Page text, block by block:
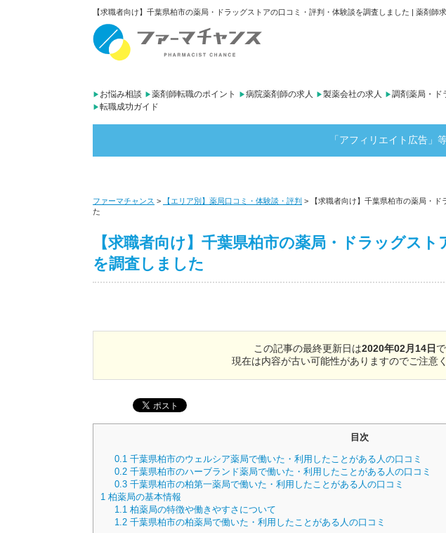
【求職者向け】千葉県柏市の薬局・ドラッグストアの口コミ・評判・体験談を調査しました | 薬剤
お悩み相談 薬剤師転職のポイント 病院薬剤師の求人 製薬会社の求人 調剤薬局・ド
転職成功ガイド
「アフィリエイト広告」
ファーマチャンス > 【エリア別】薬局口コミ・体験談・評判 >
【求職者向け】千葉県柏市の薬局・
た
【求職者向け】千葉県柏市の薬局・ドラッグス
を調査しました
この記事の最終更新日は2020年02月14日
現在は内容が古い可能性がありますのでご注意く
目次
0.1千葉県柏市のウェルシア薬局で働いた・利用したことがある人の口コミ
0.2千葉県柏市のハーブランド薬局で働いた・利用したことがある人の口コミ
0.3千葉県柏市の柏第一薬局で働いた・利用したことがある人の口コミ
1 柏薬局の基本情報
1.1柏薬局の特徴や働きやすさについて
1.2千葉県柏市の柏薬局で働いた・利用したことがある人の口コミ